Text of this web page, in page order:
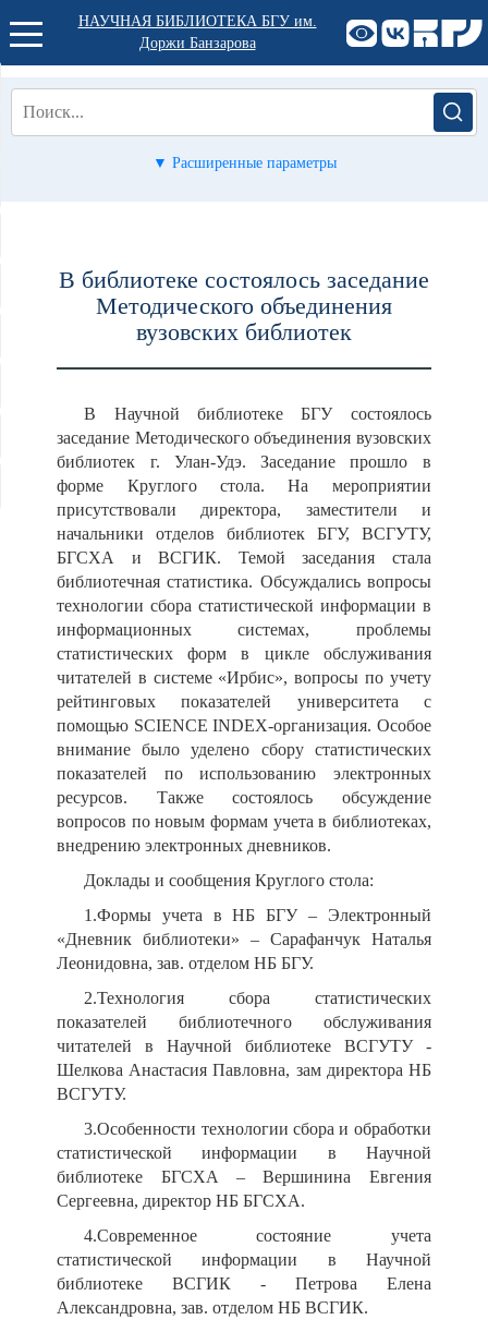
НАУЧНАЯ БИБЛИОТЕКА БГУ им.
Доржи Банзарова
▼ Расширенные параметры
В библиотеке состоялось заседание
Методического объединения
вузовских библиотек
В Научной библиотеке БГУ состоялось
заседание Методического объединения вузовских
библиотек г. Улан-Удэ. Заседание прошло в
форме Круглого стола. На мероприятии
присутствовали директора, заместители и
начальники отделов библиотек БГУ, ВСГУТУ,
БГСХА и ВСГИК. Темой заседания стала
библиотечная статистика. Обсуждались вопросы
технологии сбора статистической информации в
информационных системах, проблемы
статистических форм в цикле обслуживания
читателей в системе «Ирбис», вопросы по учету
рейтинговых показателей университета с
помощью SCIENCE INDEX-организация. Особое
внимание было уделено сбору статистических
показателей по использованию электронных
ресурсов. Также состоялось обсуждение
вопросов по новым формам учета в библиотеках,
внедрению электронных дневников.
Доклады и сообщения Круглого стола:
1.Формы учета в НБ БГУ – Электронный
«Дневник библиотеки» – Сарафанчук Наталья
Леонидовна, зав. отделом НБ БГУ.
2.Технология сбора статистических
показателей библиотечного обслуживания
читателей в Научной библиотеке ВСГУТУ -
Шелкова Анастасия Павловна, зам директора НБ
ВСГУТУ.
3.Особенности технологии сбора и обработки
статистической информации в Научной
библиотеке БГСХА – Вершинина Евгения
Сергеевна, директор НБ БГСХА.
4.Современное состояние учета
статистической информации в Научной
библиотеке ВСГИК - Петрова Елена
Александровна, зав. отделом НБ ВСГИК.